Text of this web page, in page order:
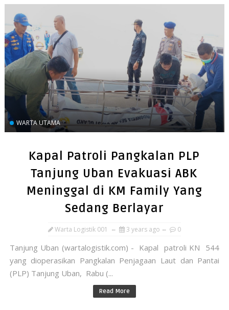
WARTA UTAMA
Kapal Patroli Pangkalan PLP
Tanjung Uban Evakuasi ABK
Meninggal di KM Family Yang
Sedang Berlayar
Warta Logistik 001 3 years ago 0
Tanjung Uban (wartalogistik.com) - Kapal patroli KN 544
yang dioperasikan Pangkalan Penjagaan Laut dan Pantai
(PLP) Tanjung Uban, Rabu (...
Read More